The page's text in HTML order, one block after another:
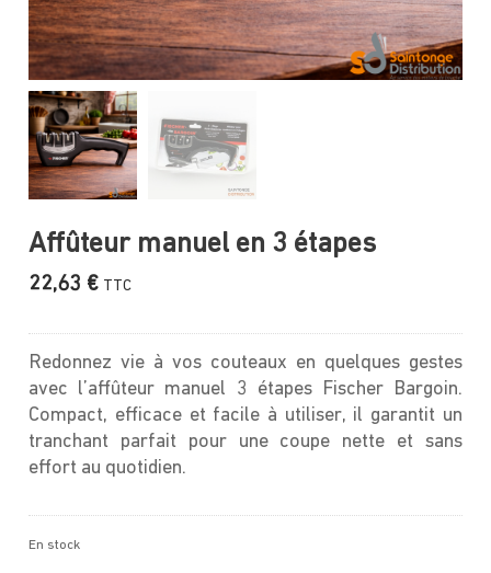
Affûteur manuel en 3 étapes
22,63 € TTC
Redonnez vie à vos couteaux en quelques gestes
avec l’affûteur manuel 3 étapes Fischer Bargoin.
Compact, efficace et facile à utiliser, il garantit un
tranchant parfait pour une coupe nette et sans
effort au quotidien.
En stock